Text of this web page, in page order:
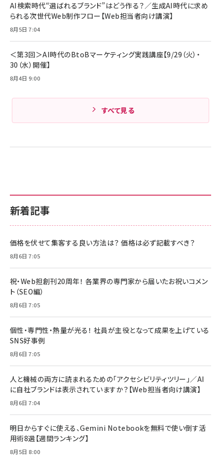
新着記事
価格を伏せて集客する良い方法は？ 価格は必ず記載すべき？
8月6日 7:05
祝・Web担創刊20周年！ 各業界の専門家から届いたお祝いコメン
ト（SEO編）
8月6日 7:05
個性・専門性・熱量が光る！ 社員が主役となって成果を上げている
SNS好事例
8月6日 7:05
人と機械の両方に読まれるための「アクセシビリティツリー」／AI
に自社ブランドは表示されていますか？【Web担当者向け講演】
8月6日 7:04
明日からすぐに使える、Gemini Notebookを無料で使い倒す活
用術8選【週間ランキング】
8月5日 8:00
AI検索時代“選ばれるブランド”はどう作る？／生成AI時代に求め
られる次世代Web制作フロー【Web担当者向け講演】
8月5日 7:04
＜第3回＞AI時代のBtoBマーケティング実践講座【9/29（火）・
30（水）開催】
8月4日 9:00
すべて見る